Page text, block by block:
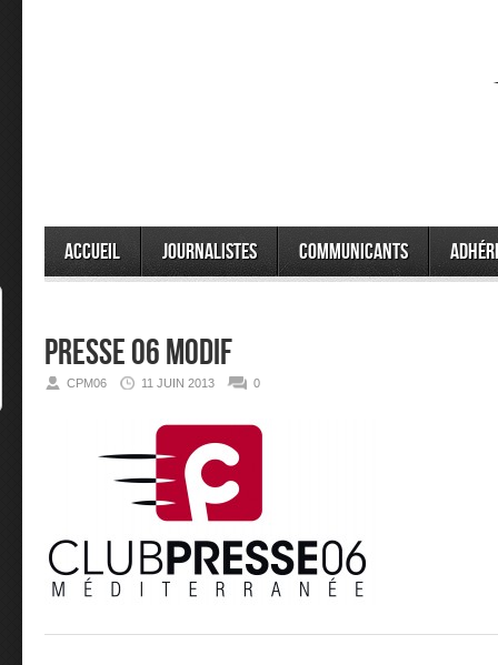
Accueil Journalistes Communicants
Presse 06 modif
CPM06 11 JUIN 2013 0